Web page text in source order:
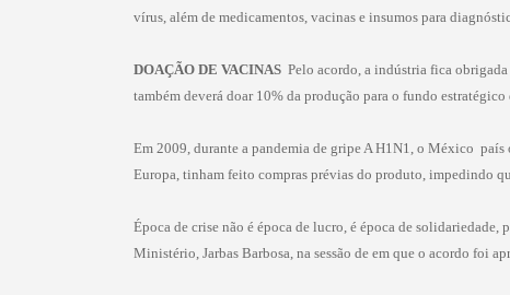
vírus, além de medicamentos, vacinas e insumos para
DOAÇÃO DE VACINAS  Pelo acordo, a indústria fica
também deverá doar 10% da produção para o fundo
Em 2009, durante a pandemia de gripe A H1N1, o México 
Europa, tinham feito compras prévias do produto, impedindo
Época de crise não é época de lucro, é época de
Ministério, Jarbas Barbosa, na sessão de em que o acordo foi